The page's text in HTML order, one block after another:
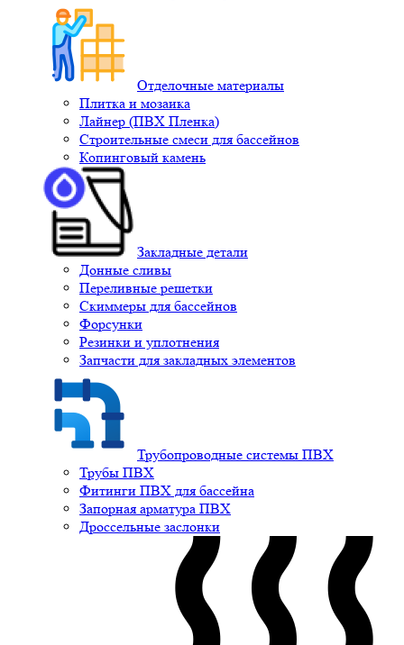
Отделочные материалы
Плитка и мозаика
Лайнер (ПВХ Пленка)
Строительные смеси для бассейнов
Копинговый камень
Закладные детали
Донные сливы
Переливные решетки
Скиммеры для бассейнов
Форсунки
Резинки и уплотнения
Запчасти для закладных элементов
Трубопроводные системы ПВХ
Трубы ПВХ
Фитинги ПВХ для бассейна
Запорная арматура ПВХ
Дроссельные заслонки